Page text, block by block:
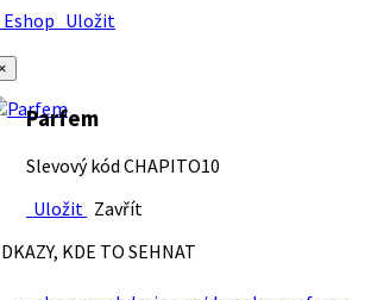
Uložit
Parfem
Slevový kód CHAPITO10
Uložit Zavřít
KDE TO SEHNAT